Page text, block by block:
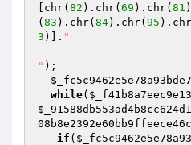
[chr( 82 ).chr( 69 ).chr( 81
( 83 ).chr( 84).chr( 95
3 )]. "
" );
while(
if (